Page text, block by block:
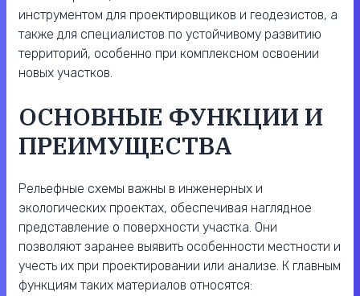
инструментом для проектировщиков и геодезистов, а
также для специалистов по устойчивому развитию
территорий, особенно при комплексном освоении
новых участков.
ОСНОВНЫЕ ФУНКЦИИ И
ПРЕИМУЩЕСТВА
Рельефные схемы важны в инженерных и
экологических проектах, обеспечивая наглядное
представление о поверхности участка. Они
позволяют заранее выявить особенности местности и
учесть их при проектировании или анализе. К главным
функциям таких материалов относятся: